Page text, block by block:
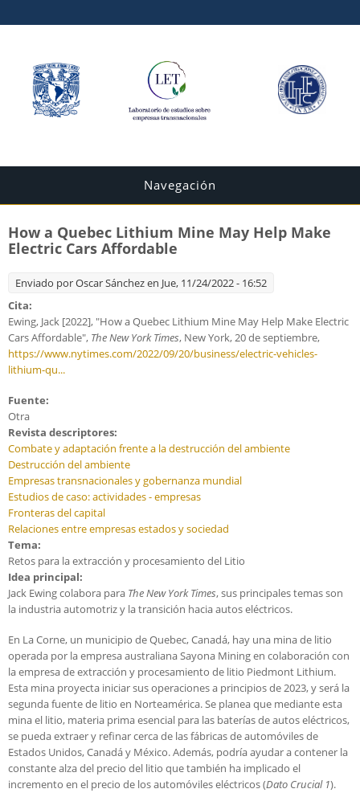
Navegación
How a Quebec Lithium Mine May Help Make
Electric Cars Affordable
Enviado porOscar Sánchezen Jue, 11/24/2022 - 16:52
Cita:
Ewing, Jack [2022], "How a Quebec Lithium Mine May Help Make Electric
Cars Affordable", The New York Times, New York, 20 de septiembre,
https://www.nytimes.com/2022/09/20/business/electric-vehicles-
lithium-qu...
Fuente:
Otra
Revista descriptores:
Combate y adaptación frente a la destrucción del ambiente
Destrucción del ambiente
Empresas transnacionales y gobernanza mundial
Estudios de caso: actividades - empresas
Fronteras del capital
Relaciones entre empresas estados y sociedad
Tema:
Retos para la extracción y procesamiento del Litio
Idea principal:
Jack Ewing colabora para The New York Times, sus principales temas son
la industria automotriz y la transición hacia autos eléctricos.
En La Corne, un municipio de Quebec, Canadá, hay una mina de litio
operada por la empresa australiana Sayona Mining en colaboración con
la empresa de extracción y procesamiento de litio Piedmont Lithium.
Esta mina proyecta iniciar sus operaciones a principios de 2023, y será la
segunda fuente de litio en Norteamérica. Se planea que mediante esta
mina el litio, materia prima esencial para las baterías de autos eléctricos,
se pueda extraer y refinar cerca de las fábricas de automóviles de
Estados Unidos, Canadá y México. Además, podría ayudar a contener la
constante alza del precio del litio que también ha implicado el
incremento en el precio de los automóviles eléctricos (Dato Crucial 1).